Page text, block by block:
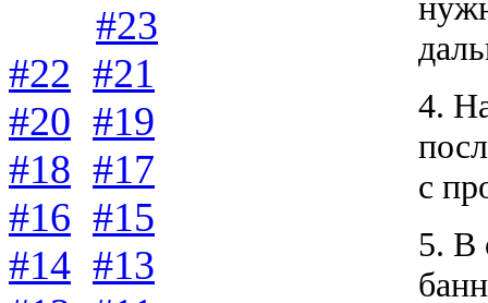
#23
#22 #21
#20 #19
#18 #17
#16 #15
#14 #13
4.
с
5. В